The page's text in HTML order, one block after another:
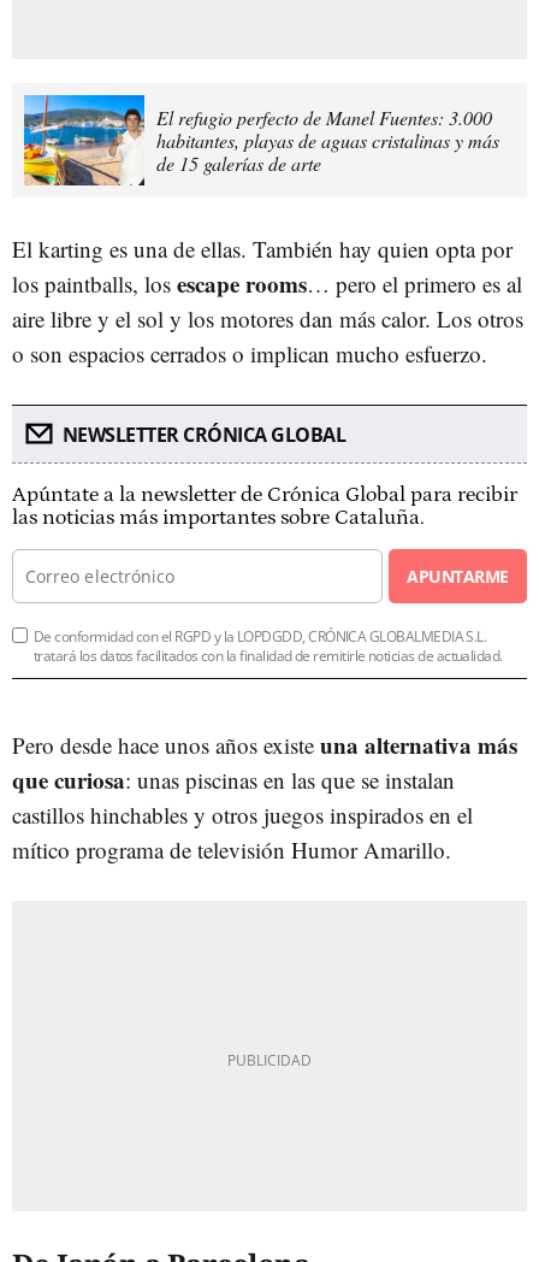
El refugio perfecto de Manel Fuentes: 3.000
habitantes, playas de aguas cristalinas y más
de 15 galerías de arte
El karting es una de ellas. También hay quien opta por
los paintballs, los escape rooms… pero el primero es al
aire libre y el sol y los motores dan más calor. Los otros
o son espacios cerrados o implican mucho esfuerzo.
NEWSLETTER CRÓNICA GLOBAL
Apúntate a la newsletter de Crónica Global para recibir
las noticias más importantes sobre Cataluña.
APUNTARME
De conformidad con el RGPD y la LOPDGDD, CRÓNICA GLOBALMEDIA S.L.
tratará los datos facilitados con la finalidad de remitirle noticias de actualidad.
Pero desde hace unos años existe una alternativa más
que curiosa: unas piscinas en las que se instalan
castillos hinchables y otros juegos inspirados en el
mítico programa de televisión Humor Amarillo.